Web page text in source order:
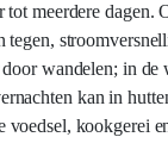
tot meerdere dagen.
tegen,
wandelen; in
kan in
kookgerei